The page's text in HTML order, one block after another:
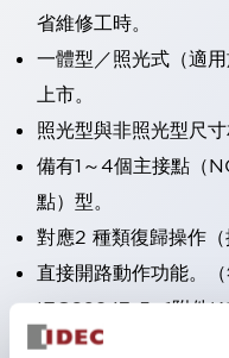
省維修工時。
一體型／照光式（適
上市。
照光型與非照光型尺寸
備有1～4個主接點（
點）型。
對應2 種類復歸操作（
直接開路動作功能。
IEC60947-5 -1附件K
安全鎖定結構（